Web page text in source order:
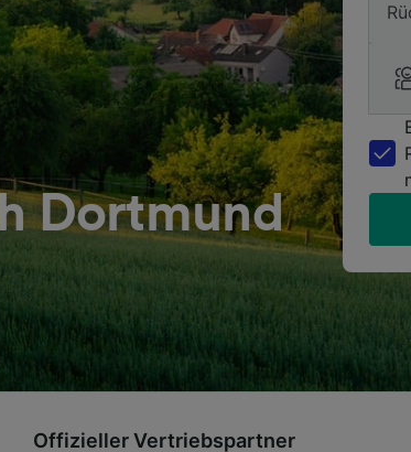
Dortmund
Offizieller Vertriebspartner